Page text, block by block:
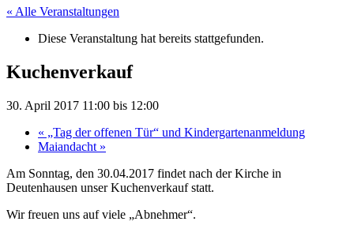
« Alle Veranstaltungen
Diese Veranstaltung hat bereits stattgefunden.
Kuchenverkauf
30. April 2017 11:00 bis 12:00
« „Tag der offenen Tür“ und Kindergartenanmeldung
Maiandacht »
Am Sonntag, den 30.04.2017 findet nach der Kirche in
Deutenhausen unser Kuchenverkauf statt.
Wir freuen uns auf viele „Abnehmer“.